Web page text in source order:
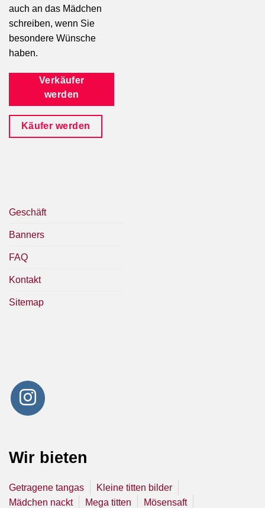
auch an das Mädchen
schreiben, wenn Sie
besondere Wünsche
haben.
Verkäufer
werden
Käufer werden
Geschäft
Banners
FAQ
Kontakt
Sitemap
Wir bieten
Getragene tangas
Kleine titten bilder
Mädchen nackt
Mega titten Mösensaft